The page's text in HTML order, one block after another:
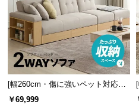
[幅260cm・傷に強いペット対応生
地も] 収納付き3人掛け多機能ソフ
￥69,999